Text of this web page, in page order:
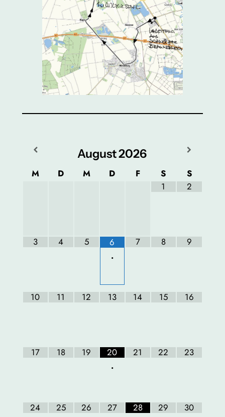
August2026
M D M D F S
S
1
2
3 4 5
6
•
7 8 9
10 11 12 13 14 15 16
17 18 19
20
•
21 22 23
24 25 26 27
28
29 30